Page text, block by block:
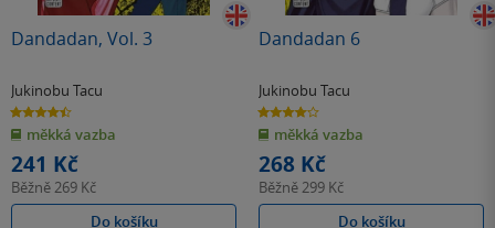
Dandadan, Vol. 3
Jukinobu Tacu
4.5
z
5
hvězdiček
měkká vazba
241 Kč
Běžně269 Kč
Do košíku
Dandadan 6
Jukinobu Tacu
4.0
z
5
hvězdiček
měkká vazba
268 Kč
Běžně299 Kč
Do košíku